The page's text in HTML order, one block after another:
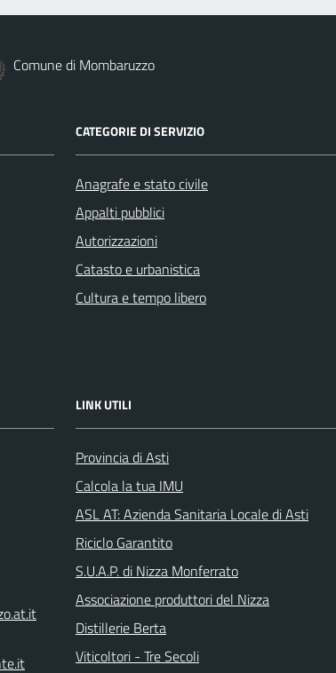
Comune di Mombaruzzo
CATEGORIE DI SERVIZIO
Anagrafe e stato civile
Appalti pubblici
Autorizzazioni
Catasto e urbanistica
Cultura e tempo libero
LINK UTILI
Provincia di Asti
Calcola la tua IMU
ASL AT: Azienda Sanitaria Locale di Asti
Riciclo Garantito
S.U.A.P. di Nizza Monferrato
Associazione produttori del Nizza
Distillerie Berta
Viticoltori - Tre Secoli